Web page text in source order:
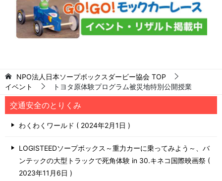
NPO法人日本ソープボックスダービー協会 TOP
イベント
トヨタ原体験プログラム被災地特別公開授業
交通安全のとりくみ
わくわくワールド 2024年2月1日
LOGISTEEDソープボックス～重力カーに乗ってみよう～、バ
ンテックの大型トラックで死角体験 in 30.キネコ国際映画祭
2023年11月6日